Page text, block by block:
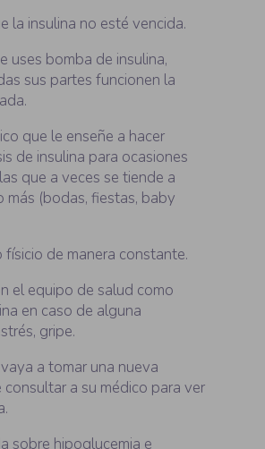
la insulina no esté vencida.
uses bomba de insulina,
sus partes funcionen la
que le enseñe a hacer
de insulina para ocasiones
que a veces se tiende a
más (bodas, fiestas, baby
físicio de manera constante.
el equipo de salud como
en caso de alguna
gripe.
a tomar una nueva
consultar a su médico para ver
sobre hipoglucemia e